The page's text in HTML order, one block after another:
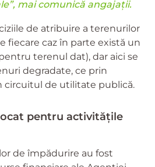
mai comunică angajații.
de atribuire a terenurilor
fiecare caz în parte există un
terenul dat), dar aici se
degradate, ce prin
circuitul de utilitate publică.
pentru activitățile
de împădurire au fost